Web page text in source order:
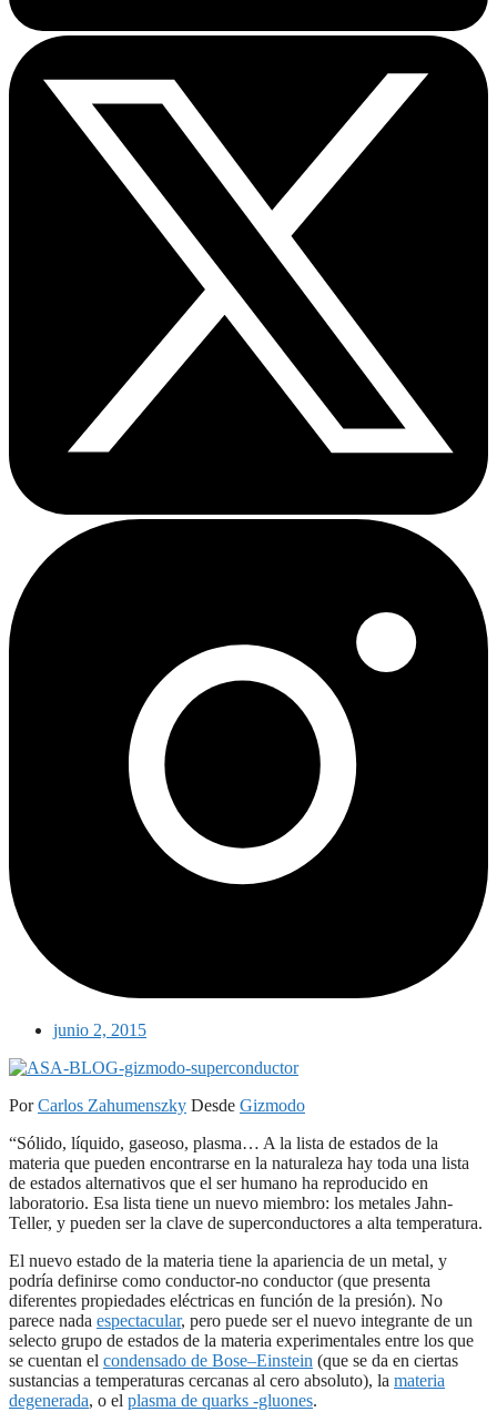
junio 2, 2015
PorCarlos Zahumenszky Desde Gizmodo
“Sólido, líquido, gaseoso, plasma… A la lista de estados de la
materia que pueden encontrarse en la naturaleza hay toda una lista
de estados alternativos que el ser humano ha reproducido en
laboratorio. Esa lista tiene un nuevo miembro: los metales Jahn-
Teller, y pueden ser la clave de superconductores a alta temperatura.
El nuevo estado de la materia tiene la apariencia de un metal, y
podría definirse como conductor-no conductor (que presenta
diferentes propiedades eléctricas en función de la presión). No
parece nada espectacular, pero puede ser el nuevo integrante de un
selecto grupo de estados de la materia experimentales entre los que
se cuentan el condensado de Bose–Einstein (que se da en ciertas
sustancias a temperaturas cercanas al cero absoluto), la materia
degenerada, o el plasma de quarks -gluones.